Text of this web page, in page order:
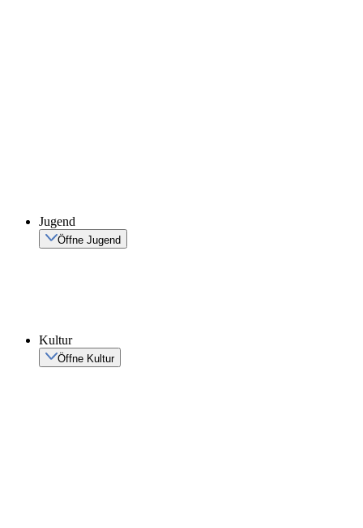
Jugend
Öffne Jugend
Kultur
Öffne Kultur